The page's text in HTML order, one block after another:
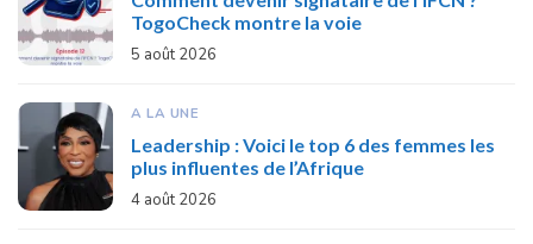
TogoCheck montre la voie
5 août 2026
A LA UNE
Leadership : Voici le top 6 des femmes les
plus influentes de l’Afrique
4 août 2026